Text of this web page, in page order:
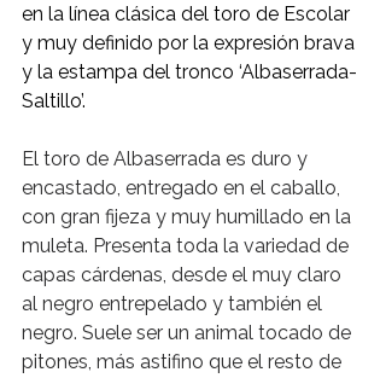
en la línea clásica del toro de Escolar
y muy definido por la expresión brava
y la estampa del tronco ‘Albaserrada-
Saltillo’.
El toro de Albaserrada es duro y
encastado, entregado en el caballo,
con gran fijeza y muy humillado en la
muleta. Presenta toda la variedad de
capas cárdenas, desde el muy claro
al negro entrepelado y también el
negro. Suele ser un animal tocado de
pitones, más astifino que el resto de